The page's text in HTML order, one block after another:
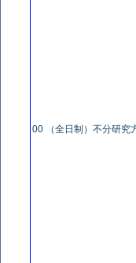
00 （全日制）不分研究